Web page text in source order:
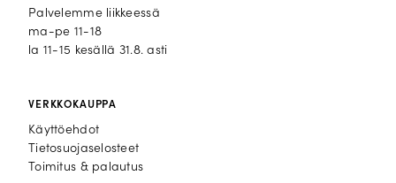
Palvelemme liikkeessä
ma-pe 11-18
la 11-15 kesällä 31.8. asti
VERKKOKAUPPA
Käyttöehdot
Tietosuojaselosteet
Toimitus & palautus